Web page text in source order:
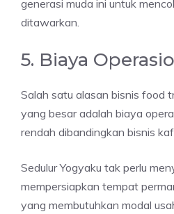
generasi muda ini untuk
ditawarkan.
5. Biaya
Salah satu alasan bisnis food
yang besar adalah biaya
rendah dibandingkan bisnis
Sedulur Yogyaku tak perlu
mempersiapkan tempat
yang membutuhkan modal